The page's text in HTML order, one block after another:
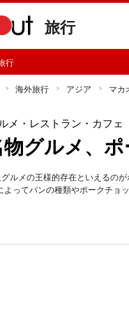
旅行
行
海外旅行 アジア マカ
メ・レストラン・カフェ
グルメ、
ルメの王様的存在といえるの
よってパンの種類やポークチョ